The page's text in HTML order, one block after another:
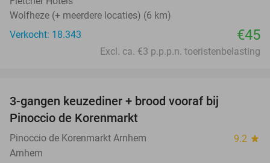
Wolfheze (+ meerdere locaties) (6 km)
Verkocht: 18.343
€45
Excl. ca. €3 p.p.p.n. toeristenbelasting
3-gangen keuzediner + brood vooraf bij
Pinoccio de Korenmarkt
Pinoccio de Korenmarkt Arnhem 9.2 star
Arnhem